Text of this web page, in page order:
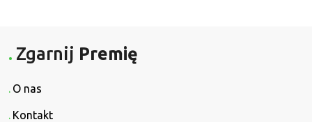
Zgarnij Premię
O nas
Kontakt